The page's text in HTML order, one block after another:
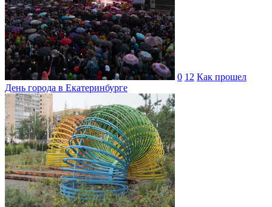
0 12 Как прошел
День города в Екатеринбурге